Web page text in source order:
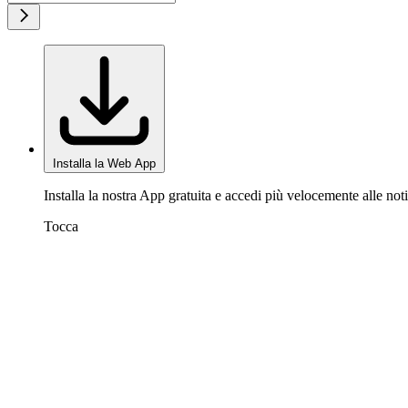
Installa la Web App
Installa la nostra App gratuita e accedi più velocemente alle
Tocca